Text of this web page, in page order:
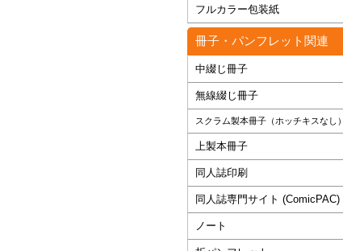
フルカラー包装紙
冊子・パンフレット関連
中綴じ冊子
無線綴じ冊子
スクラム製本冊子（ホッチキスなし）
上製本冊子
同人誌印刷
同人誌専門サイト (ComicPAC)
ノート